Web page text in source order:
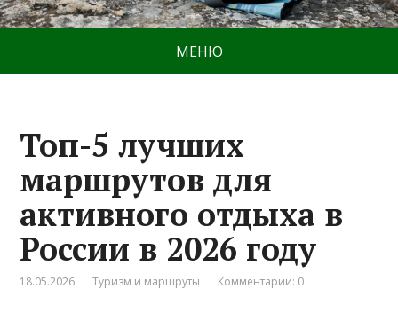
МЕНЮ
Топ-5 лучших
маршрутов для
активного отдыха в
России в 2026 году
18.05.2026 Туризм и маршруты Комментарии: 0